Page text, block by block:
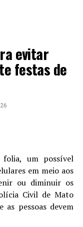
evitar
festas de
um possível
em meio aos
ou diminuir os
Civil de Mato
as pessoas devem